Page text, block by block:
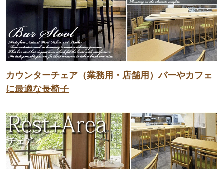
カウンターチェア（業務用・店舗用）バーやカフェ
に最適な長椅子